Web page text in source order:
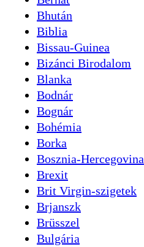
Bhután
Biblia
Bissau-Guinea
Bizánci Birodalom
Blanka
Bodnár
Bognár
Bohémia
Borka
Bosznia-Hercegovina
Brexit
Brit Virgin-szigetek
Brjanszk
Brüsszel
Bulgária